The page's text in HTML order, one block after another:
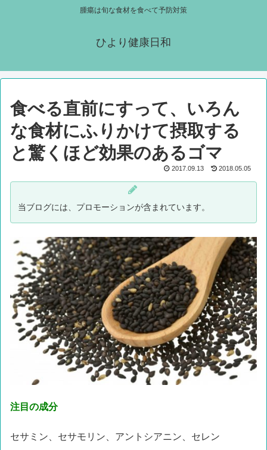
腫瘍は旬な食材を食べて予防対策
ひより健康日和
食べる直前にすって、いろん
な食材にふりかけて摂取する
と驚くほど効果のあるゴマ
2017.09.13 2018.05.05
当ブログには、プロモーションが含まれています。
注目の成分
セサミン、セサモリン、アントシアニン、セレン